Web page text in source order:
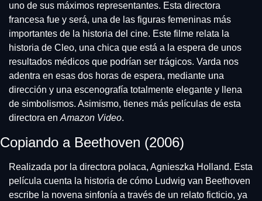
uno de sus máximos representantes. Esta directora
francesa fue y será, una de las figuras femeninas más
importantes de la historia del cine. Este filme relata la
historia de Cleo, una chica que está a la espera de unos
resultados médicos que podrían ser trágicos. Varda nos
adentra en esas dos horas de espera, mediante una
dirección y una escenografía totalmente elegante y llena
de simbolismos. Asimismo, tienes más películas de esta
directora en Amazon Video.
Copiando a Beethoven (2006)
Realizada por la directora polaca, Agnieszka Holland. Esta
película cuenta la historia de cómo Ludwig van Beethoven
escribe la novena sinfonía a través de un relato ficticio, ya